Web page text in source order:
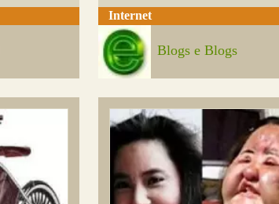
Internet
Blogs e Blogs